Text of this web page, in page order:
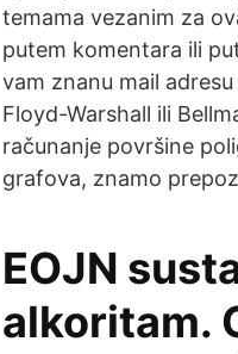
temama vezanim za
putem komentara ili
vam znanu mail
Floyd-Warshall ili
računanje površine
grafova, znamo
EOJN
alkoritam.